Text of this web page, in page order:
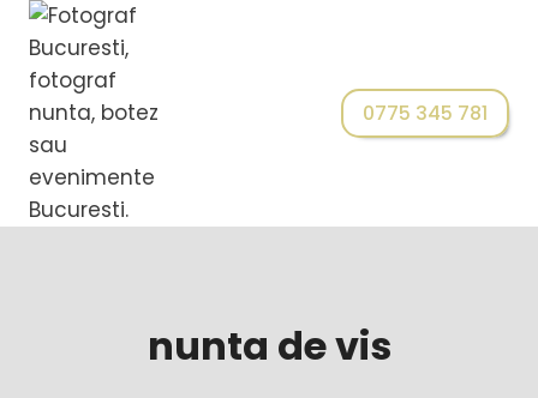
0775 345 781
nunta de vis